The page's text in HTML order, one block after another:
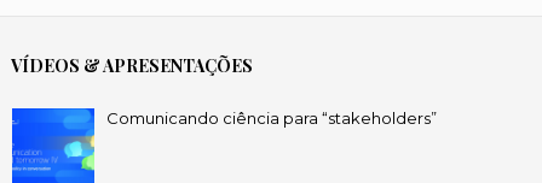
VÍDEOS & APRESENTAÇÕES
Comunicando ciência para “stakeholders”